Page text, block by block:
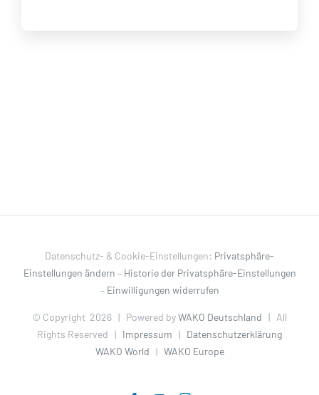
Datenschutz- & Cookie-Einstellungen: Privatsphäre-
Einstellungen ändern – Historie der Privatsphäre-Einstellungen
– Einwilligungen widerrufen
© Copyright 2026 | Powered byWAKO Deutschland | All
Rights Reserved | Impressum | Datenschutzerklärung
WAKO World | WAKO Europe